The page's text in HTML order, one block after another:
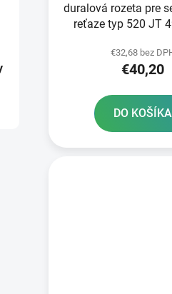
duralová rozeta pre
reťaze typ 520 JT
€32,68 bez
€40,20
DO KOŠÍKA